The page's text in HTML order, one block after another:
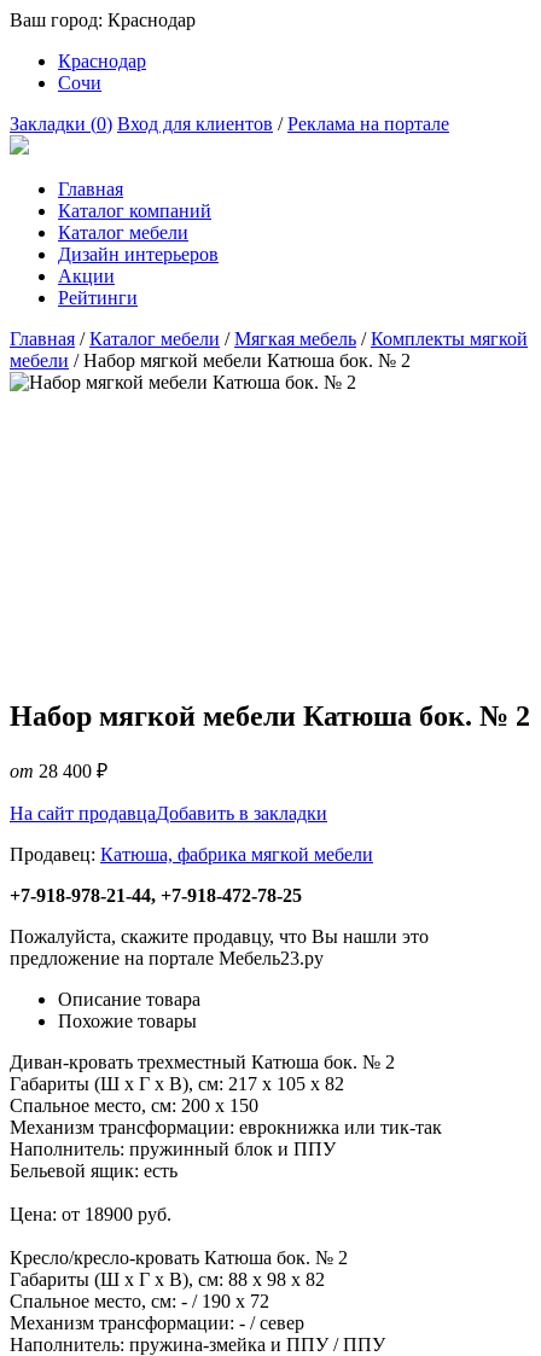
Ваш город: Краснодар
Краснодар
Сочи
Закладки (0) Вход для клиентов /Реклама на портале
Главная
Каталог компаний
Каталог мебели
Дизайн интерьеров
Акции
Рейтинги
Главная /Каталог мебели /Мягкая мебель /Комплекты мягкой
мебели /Набор мягкой мебели Катюша бок. № 2
Набор мягкой мебели Катюша бок. № 2
от 28 400 ₽
На сайт продавцаДобавить в закладки
Продавец: Катюша, фабрика мягкой мебели
+7-918-978-21-44, +7-918-472-78-25
Пожалуйста, скажите продавцу, что Вы нашли это
предложение на портале Мебель23.ру
Описание товара
Похожие товары
Диван-кровать трехместный Катюша бок. № 2
Габариты (Ш х Г х В), см: 217 х 105 х 82
Спальное место, см: 200 х 150
Механизм трансформации: еврокнижка или тик-так
Наполнитель: пружинный блок и ППУ
Бельевой ящик: есть
Цена: от 18900 руб.
Кресло/кресло-кровать Катюша бок. № 2
Габариты (Ш х Г х В), см: 88 х 98 х 82
Спальное место, см: - / 190 х 72
Механизм трансформации: - / север
Наполнитель: пружина-змейка и ППУ / ППУ